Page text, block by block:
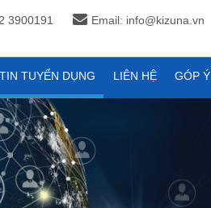
3900191 Email: info@kizuna.vn
TUYỂN DỤNG LIÊN HỆ GÓP Ý